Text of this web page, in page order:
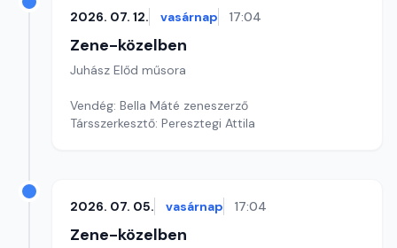
2026. 07. 12. vasárnap 17:04
Zene-közelben
Juhász Előd műsora
Vendég: Bella Máté zeneszerző
Társszerkesztő: Peresztegi Attila
2026. 07. 05. vasárnap 17:04
Zene-közelben